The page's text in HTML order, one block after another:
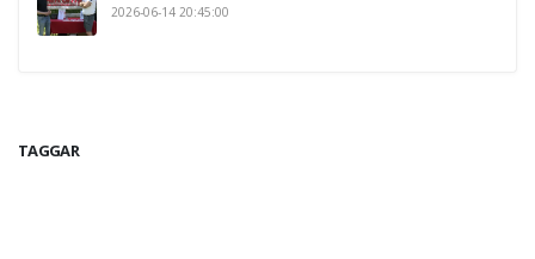
2026-06-14 20:45:00
TAGGAR